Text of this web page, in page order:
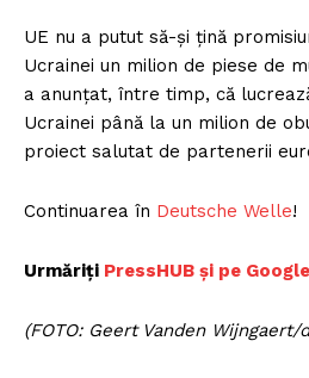
UE nu a putut să-și țină
Ucrainei un milion de piese de
a anunțat, între timp, că
Ucrainei până la un milion de
proiect salutat de partenerii
Continuarea în Deutsche Welle!
Urmăriți PressHUB și pe
(FOTO: Geert Vanden